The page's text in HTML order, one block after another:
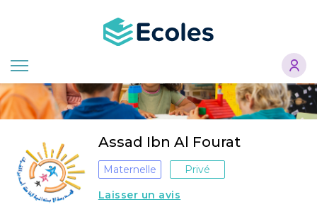
principal
Assad Ibn Al Fourat
Maternelle
Privé
Laisser un avis